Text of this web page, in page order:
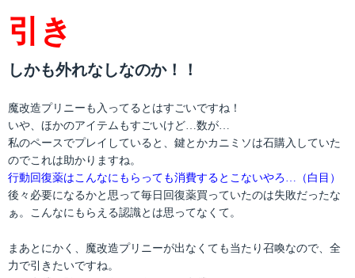
引き
しかも外れなしなのか！！
魔改造プリニーも入ってるとはすごいですね！
いや、ほかのアイテムもすごいけど…数が…
私のペースでプレイしていると、鍵とかカニミソは石購入していた
のでこれは助かりますね。
行動回復薬はこんなにもらっても消費するとこないやろ…（白目）
後々必要になるかと思って毎日回復薬買っていたのは失敗だったな
ぁ。こんなにもらえる認識とは思ってなくて。
まあとにかく、魔改造プリニーが出なくても当たり召喚なので、全
力で引きたいですね。